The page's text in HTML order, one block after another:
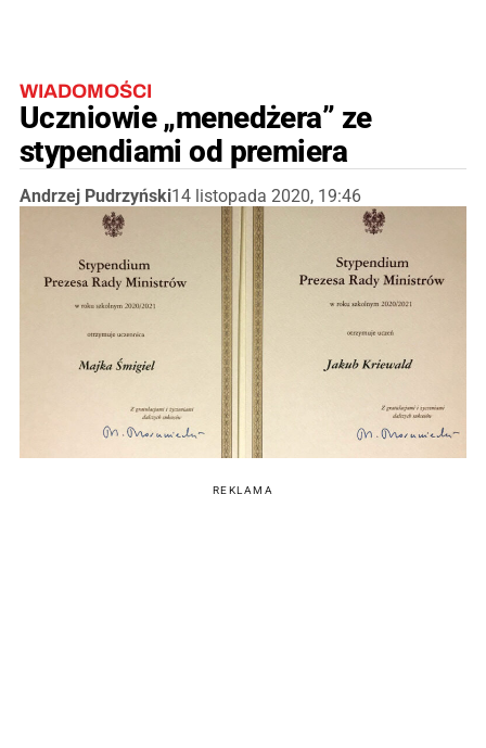
WIADOMOŚCI
Uczniowie „menedżera” ze
stypendiami od premiera
Andrzej Pudrzyński14 listopada 2020, 19:46
REKLAMA